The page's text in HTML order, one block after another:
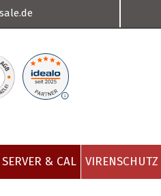
SERVER & CAL VIRENSCHUTZ